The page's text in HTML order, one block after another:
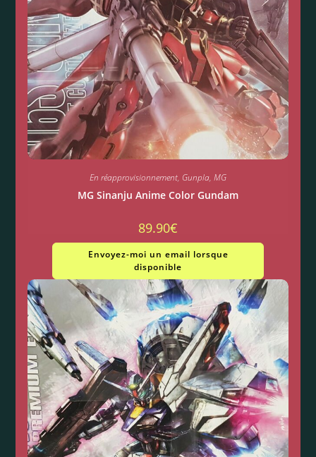
En réapprovisionnement, Gunpla, MG
MG Sinanju Anime Color Gundam
89.90€
Envoyez-moi un email lorsque
disponible